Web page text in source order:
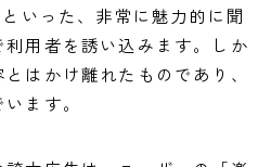
いった、非常に魅力的に聞
用者を誘い込みます。しか
はかけ離れたものであり、
ます。